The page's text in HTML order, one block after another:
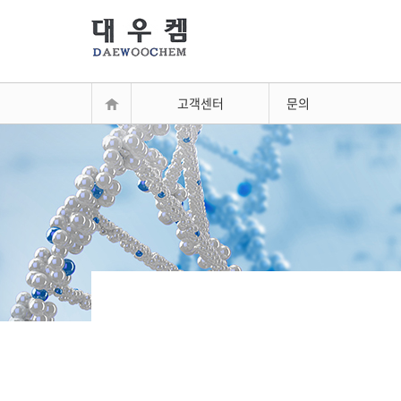
고객센터 문의